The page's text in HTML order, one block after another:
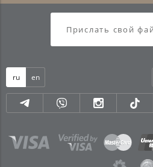
Прислать свой
ru en